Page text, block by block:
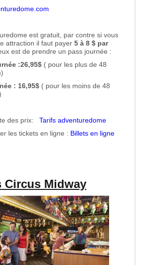
est gratuit, par contre si vous
attraction il faut payer 5 à 8 $ par
est de prendre un pass journée :
:26,95$ ( pour les plus de 48
: 16,95$ ( pour les moins de 48
des prix: Tarifs adventuredome
les tickets en ligne : Billets en ligne
Midway